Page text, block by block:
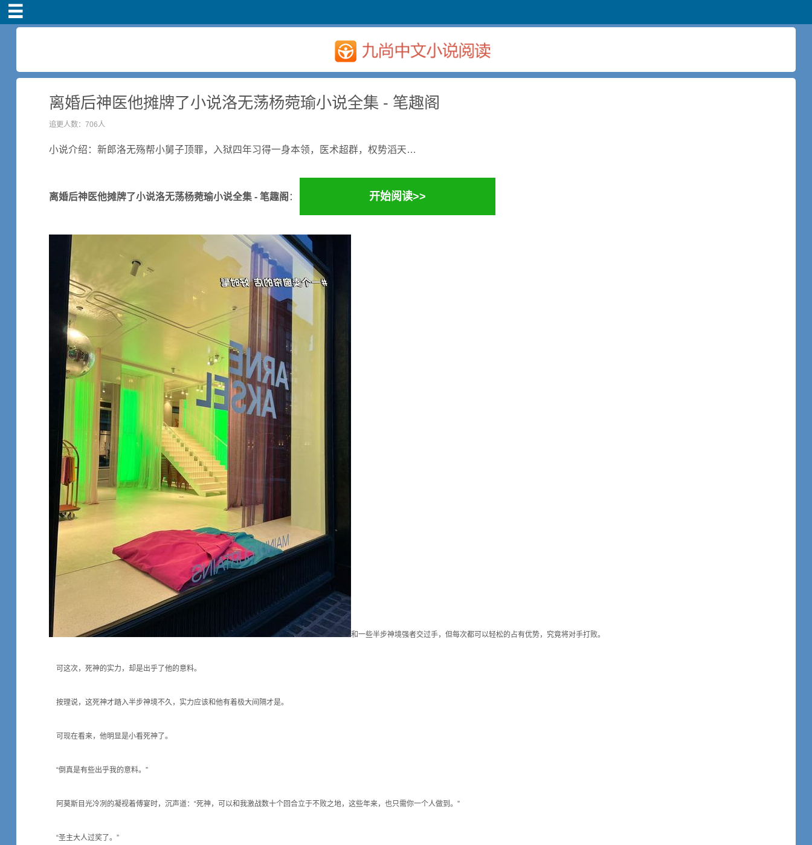
离婚后神医他摊牌了小说洛无荡杨菀瑜小说全集 - 笔趣阁
追更人数：706人
小说介绍：新郎洛无殇帮小舅子顶罪，入狱四年习得一身本领，医术超群，权势滔天…
离婚后神医他摊牌了小说洛无荡杨菀瑜小说全集 - 笔趣阁 ： 开始阅读>>
和一些半步神境强者交过手，但每次都可以轻松的占有优势，究竟将对手打败。
可这次，死神的实力，却是出乎了他的意料。
按理说，这死神才踏入半步神境不久，实力应该和他有着极大间隔才是。
可现在看来，他明显是小看死神了。
“倒真是有些出乎我的意料。”
阿莫斯目光冷冽的凝视着傅宴时，沉声道：“死神，可以和我激战数十个回合立于不败之地，这些年来，也只需你一个人做到。”
“圣主大人过奖了。”